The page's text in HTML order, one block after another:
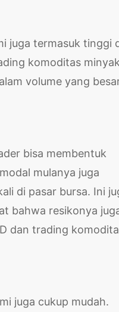
juga termasuk tinggi
komoditas minyak
volume yang
bisa membentuk
mulanya juga
di pasar bursa. Ini
bahwa resikonya
dan trading
juga cukup mudah.